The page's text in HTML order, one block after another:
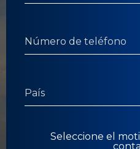
Seleccione el